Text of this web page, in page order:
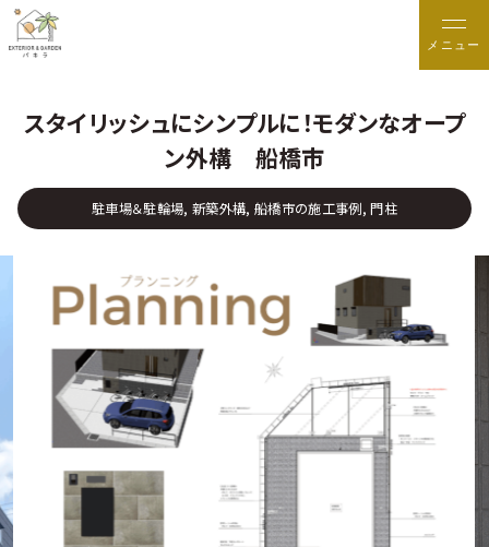
メニュー
スタイリッシュにシンプルに！モダンなオープ
ン外構 船橋市
駐車場＆駐輪場, 新築外構, 船橋市の施工事例, 門柱